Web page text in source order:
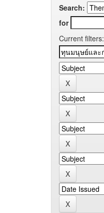
Search:
for
Current filters: